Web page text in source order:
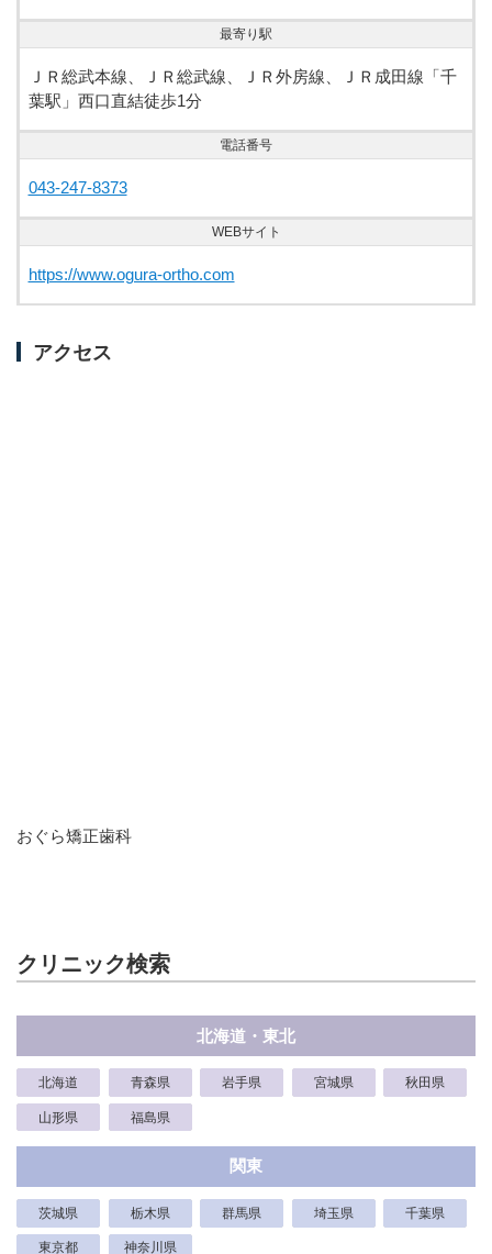
最寄り駅
ＪＲ総武本線、ＪＲ総武線、ＪＲ外房線、ＪＲ成田線「千
葉駅」西口直結徒歩1分
電話番号
043-247-8373
WEBサイト
https://www.ogura-ortho.com
アクセス
おぐら矯正歯科
クリニック検索
北海道・東北
北海道 青森県 岩手県 宮城県 秋田県
山形県 福島県
関東
茨城県 栃木県 群馬県 埼玉県 千葉県
東京都 神奈川県